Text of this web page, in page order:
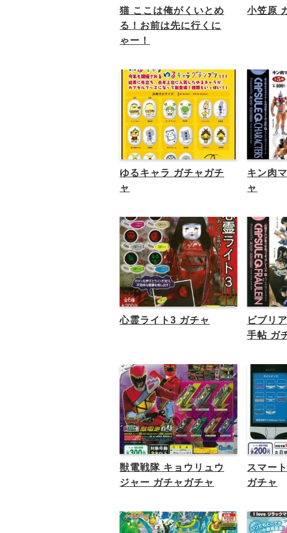
猫 ここは俺がくいとめ
る！お前は先に行くに
ゃー！
小笠原
ゆるキャラ ガチャガチ
ャ
キン肉
ャ
心霊ライト3 ガチャ
ビブリ
手帖 ガ
獣電戦隊 キョウリュウ
ジャー ガチャガチャ
スマー
ガチャ